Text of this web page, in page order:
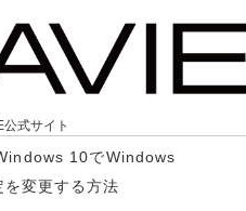
公式サイト
10でWindows
変更する方法